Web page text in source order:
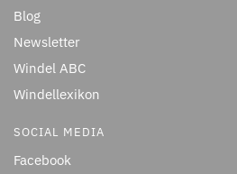
Blog
Newsletter
Windel ABC
Windellexikon
SOCIAL MEDIA
Facebook